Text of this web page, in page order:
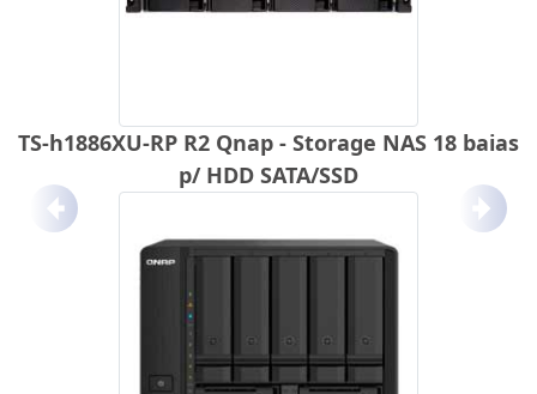
TS-h1886XU-RP R2 Qnap - Storage NAS 18 baias
p/ HDD SATA/SSD
Anterior